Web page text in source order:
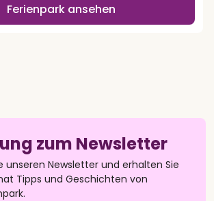
Ferienpark ansehen
zum Newsletter
unseren Newsletter und erhalten Sie
Tipps und Geschichten von